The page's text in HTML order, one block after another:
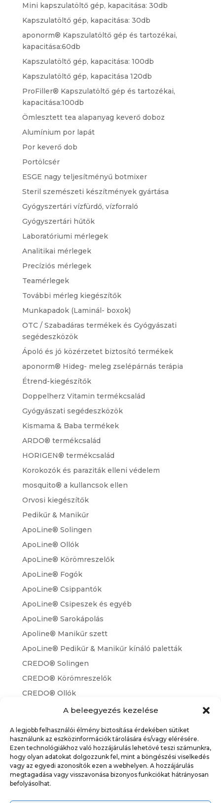
A beleegyezés kezelése
A legjobb felhasználói élmény biztosítása érdekében sütiket
használunk az eszközinformációk tárolására és/vagy elérésére.
Ezen technológiákhoz való hozzájárulás lehetővé teszi számunkra,
hogy olyan adatokat dolgozzunk fel, mint a böngészési viselkedés
vagy az egyedi azonosítók ezen a webhelyen. A hozzájárulás
megtagadása vagy visszavonása bizonyos funkciókat hátrányosan
befolyásolhat.
Mini kapszulatöltő gép, kapacitása: 30db
Kapszulatöltő gép, kapacitása: 30db
aponorm® Kapszulatöltő gép és tartozékai,
kapacitása:60db
Kapszulatöltő gép, kapacitása: 100db
Kapszulatöltő gép, kapacitása 120db
ProFiller® Kapszulatöltő gép és tartozékai,
kapacitása:100db
Ömlesztett tea alapanyag keverő doboz
Alumínium por lapát
Por keverő dob
Portölcsér
ESGE nagy teljesítményű botmixer
Steril szemészeti készítmények gyártása
Gyógyszertári vízfürdő, vízforraló
Gyógyszertári hűtők
Laboratóriumi mérlegek
Analitikai mérlegek
Precíziós mérlegek
Teamérlegek
További mérleg kiegészítők
Munkapadok (Laminál- boxok)
OTC / Szabadáras termékek és Gyógyászati
segédeszközök
Ápoló és jó közérzetet biztosító termékek
aponorm® Hideg- meleg zselépárnás terápia
Étrend-kiegészítők
Doppelherz Vitamin termékcsalád
Gyógyászati segédeszközök
Kismama & Baba termékek
ARDO® termékcsalád
HORIGEN® termékcsalád
Korokozók és paraziták elleni védelem
mosquito® a kullancsok ellen
Orvosi kiegészítők
Pedikűr & Manikűr
ApoLine® Solingen
ApoLine® Ollók
ApoLine® Körömreszelők
ApoLine® Fogók
ApoLine® Csippantók
ApoLine® Csipeszek és egyéb
ApoLine® Sarokápolás
Apoline® Manikűr szett
ApoLine® Pedikűr & Manikűr kínáló paletták
CREDO® Solingen
CREDO® Körömreszelők
CREDO® Ollók
CREDO® Pedikűr & Manikűr kínáló paletták
Lázmérők
Vérnyomásmérők
Szállítási és fizetési feltételek ÁSZF